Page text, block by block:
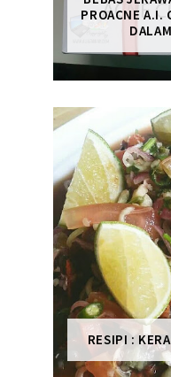
PROACNE A.I.
RESIPI :